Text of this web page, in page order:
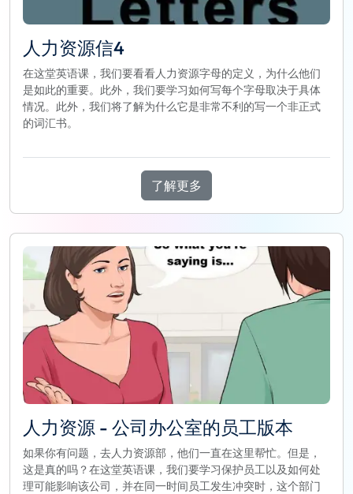
人力资源信4
在这堂英语课，我们要看看人力资源字母的定义，为什么他们
是如此的重要。此外，我们要学习如何写每个字母取决于具体
情况。此外，我们将了解为什么它是非常不利的写一个非正式
的词汇书。
了解更多
人力资源 - 公司办公室的员工版本
如果你有问题，去人力资源部，他们一直在这里帮忙。但是，
这是真的吗？在这堂英语课，我们要学习保护员工以及如何处
理可能影响该公司，并在同一时间员工发生冲突时，这个部门